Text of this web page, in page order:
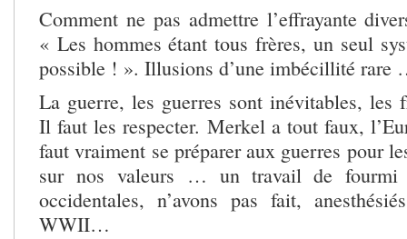
Comment ne pas admettre l’effrayante
« Les hommes étant tous frères, un seul
possible ! ». Illusions d’une imbécillité
La guerre, les guerres sont inévitables, les
Il faut les respecter. Merkel a tout faux,
faut vraiment se préparer aux guerres pour
sur nos valeurs … un travail de fourmi
occidentales, n’avons pas fait,
WWII…